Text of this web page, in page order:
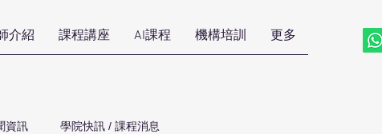
介紹 課程講座 AI課程 機構培訓 更多
資訊 學院快訊 / 課程消息